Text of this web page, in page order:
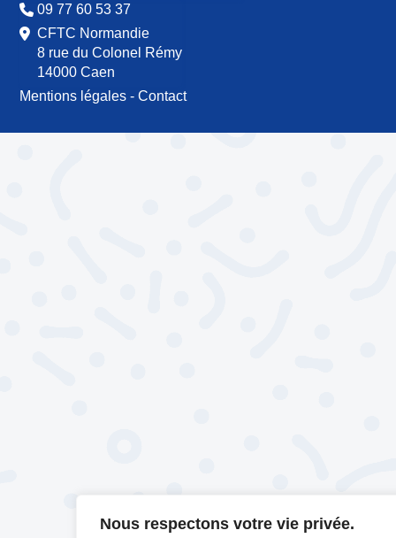
Nous respectons votre vie privée.
09 77 60 53 37
CFTC Normandie
8 rue du Colonel Rémy
14000 Caen
Mentions légales -Contact